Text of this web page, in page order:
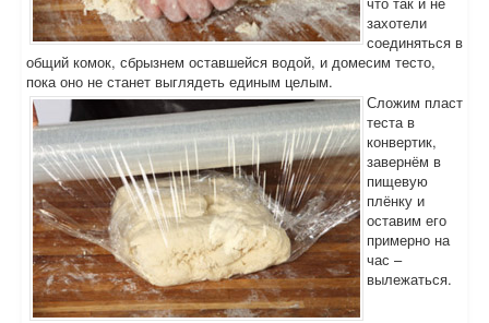
захотели
соединяться в
общий комок, сбрызнем оставшейся водой, и домесим тесто,
пока оно не станет выглядеть единым целым.
Сложим пласт
теста в
конвертик,
завернём в
пищевую
плёнку и
оставим его
примерно на
час –
вылежаться.